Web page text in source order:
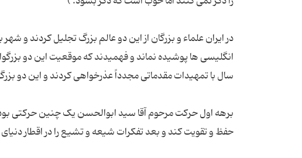
در ایران علماء و بزرگان از این دو عالم بزرگ تجلیل کردند و
انگلیسی ها پوشیده نماند و فهمیدند که موقعیت این دو
برهه اول حرکت مرحوم آقا سید ابوالحسن یک چنین حرکتی